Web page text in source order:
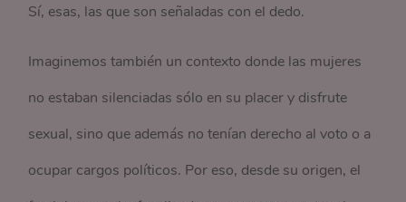
Sí, esas, las que son señaladas con el dedo.
Imaginemos también un contexto donde las mujeres
no estaban silenciadas sólo en su placer y disfrute
sexual, sino que además no tenían derecho al voto o a
ocupar cargos políticos. Por eso, desde su origen, el